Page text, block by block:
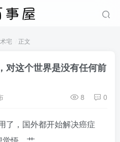
宅 正文
对这个世界是没有任何前
8 0
了，国外都开始解决癌症